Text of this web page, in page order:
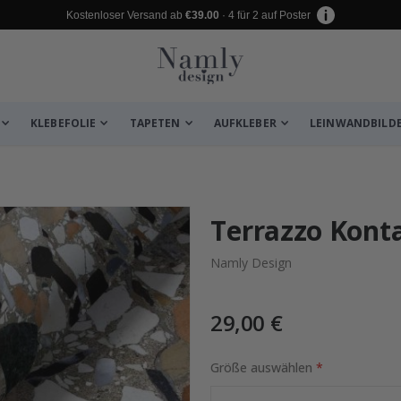
Kostenloser Versand ab €39.00 · 4 für 2 auf Poster
KLEBEFOLIE TAPETEN AUFKLEBER
leiden ✔ Terrazzo
Namly Design
29,00 €
Größe auswählen